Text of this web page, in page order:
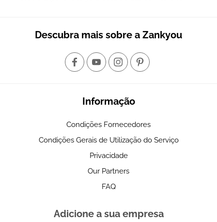
Descubra mais sobre a Zankyou
Informação
Condições Fornecedores
Condições Gerais de Utilização do Serviço
Privacidade
Our Partners
FAQ
Adicione a sua empresa